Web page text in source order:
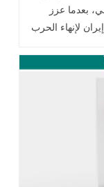
بعدما عزز
لإنهاء الحرب